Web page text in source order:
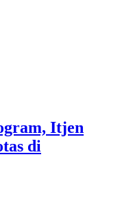
Itjen
di